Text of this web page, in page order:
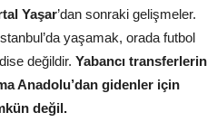
Yaşar’dan sonraki gelişmeler.
yaşamak, orada futbol
değildir. Yabancı transferlerin
Anadolu’dan gidenler için
değil.